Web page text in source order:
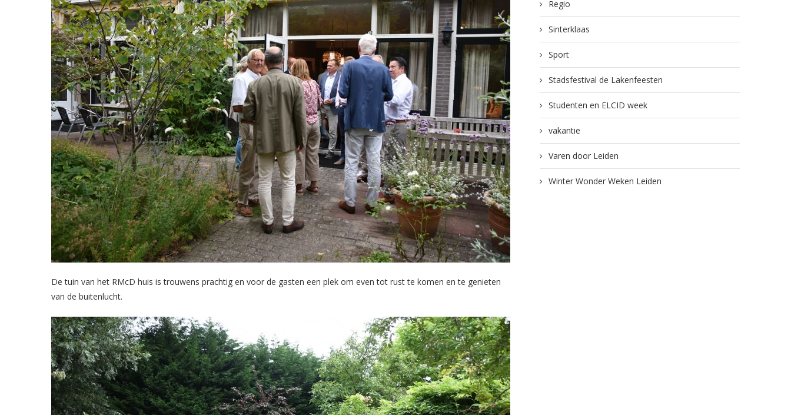
De tuin van het RMcD huis is trouwens prachtig en voor de gasten een plek om even tot rust te komen en te genieten
van de buitenlucht.
Regio
Sinterklaas
Sport
Stadsfestival de Lakenfeesten
Studenten en ELCID week
vakantie
Varen door Leiden
Winter Wonder Weken Leiden